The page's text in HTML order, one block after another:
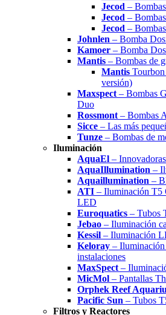
Jecod –
Jecod –
Jecod –
Johnlen – Bomba
Kamoer – Bomba
Mantis – Bombas de
Mantis
versión)
Maxspect – Bombas
Duo
Rossmont – Bombas
Sicce – Las más
Tunze – Bombas de
Iluminación
AquaEl –
AquaIllumination –
Aquaillumination –
ATI – Iluminación T5
LED
Euroquatics – Tubos
Jebao – Iluminación
Kessil – Iluminación
Keloray –
instalaciones
MaxSpect –
MicMol – Pantallas
Orphek Reef
Pacific Sun – Tubos
Filtros y Reactores